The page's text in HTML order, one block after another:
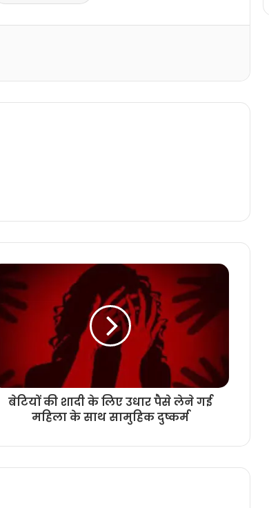
बेटियों की शादी के लिए उधार पैसे लेने गई
महिला के साथ सामुहिक दुष्कर्म